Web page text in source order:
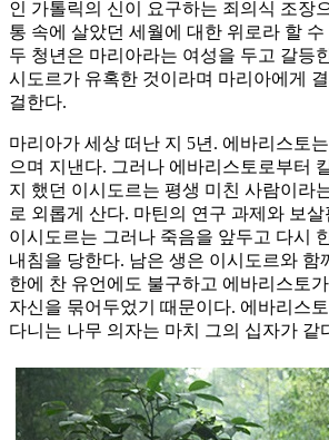
인 가톨릭의 신이 요구하는 죄의식 조장
통 속에 살았던 세월에 대한 위로라 할
두 청년은 마리아라는 여성을 두고 갈등
시도르가 유혹한 것이라며 마리아에게
걸한다.
마리아가 세상 떠난 지 5년. 에바리스토
으며 지낸다. 그러나 에바리스토로부터
지 했던 이시도르는 평생 미친 사람이라
로 외롭게 산다. 마틴의 연구 과제와 보
이시도르는 그러나 죽음을 앞두고 다시
내침을 당한다. 남은 생은 이시도르와 함
한에 찬 유언에도 불구하고 에바리스토
자신을 묶어두었기 때문이다. 에바리스
다니는 나무 의자는 마치 그의 십자가 같